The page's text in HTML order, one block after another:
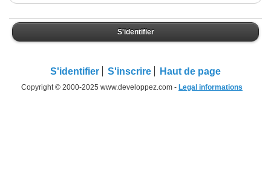
S'identifier
S'identifier S'inscrire Haut de page
Copyright © 2000-2025 www.developpez.com - Legal informations